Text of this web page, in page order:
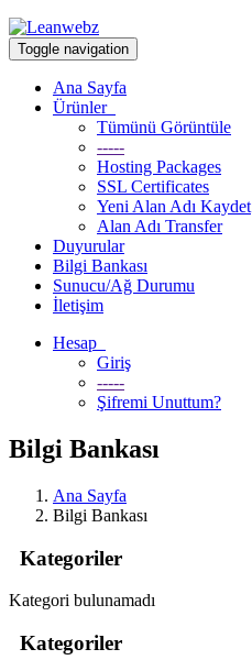
Toggle navigation
Ana Sayfa
Ürünler
Tümünü Görüntüle
-----
Hosting Packages
SSL Certificates
Yeni Alan Adı Kaydet
Alan Adı Transfer
Duyurular
Bilgi Bankası
Sunucu/Ağ Durumu
İletişim
Hesap
Giriş
-----
Şifremi Unuttum?
Bilgi Bankası
Ana Sayfa
Bilgi Bankası
Kategoriler
Kategori bulunamadı
Kategoriler